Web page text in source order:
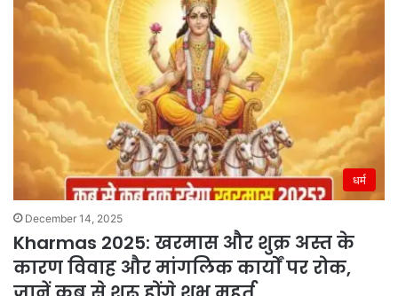
धर्म
December 14, 2025
Kharmas 2025: खरमास और शुक्र अस्त के
कारण विवाह और मांगलिक कार्यों पर रोक,